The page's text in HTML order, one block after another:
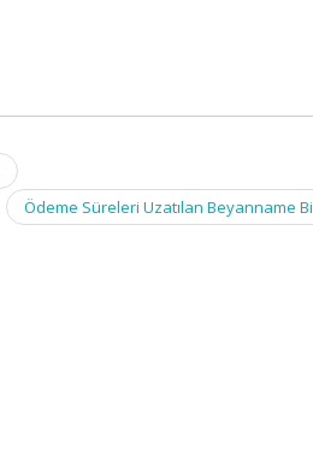
Ödeme Süreleri Uzatılan Beyanname